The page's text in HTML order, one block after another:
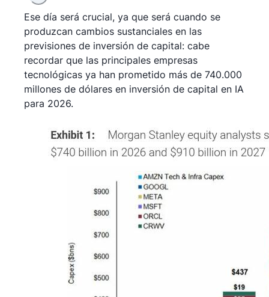
Ese día será crucial, ya que será cuando se
produzcan cambios sustanciales en las
previsiones de inversión de capital: cabe
recordar que las principales empresas
tecnológicas ya han prometido más de 740.000
millones de dólares en inversión de capital en IA
para 2026.